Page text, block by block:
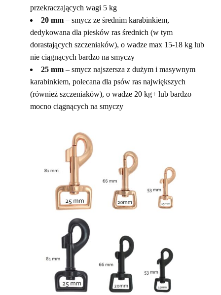
przekraczających wagi 5 kg
20 mm – smycz ze średnim karabinkiem,
dedykowana dla piesków ras średnich (w tym
dorastających szczeniaków), o wadze max 15-18 kg lub
nie ciągnących bardzo na smyczy
25 mm – smycz najszersza z dużym i masywnym
karabinkiem, polecana dla psów ras największych
(również szczeniaków), o wadze 20 kg+ lub bardzo
mocno ciągnących na smyczy